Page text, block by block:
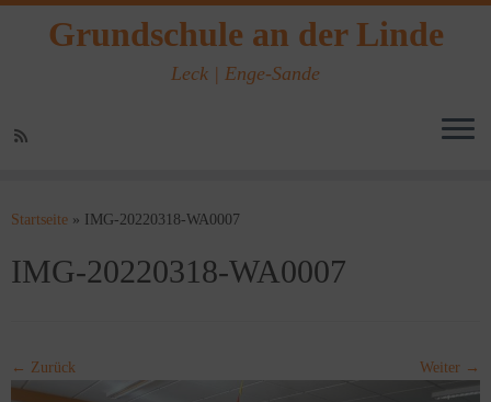
Inhalt
Grundschule an der Linde
Leck | Enge-Sande
Startseite » IMG-20220318-WA0007
IMG-20220318-WA0007
← Zurück Weiter →